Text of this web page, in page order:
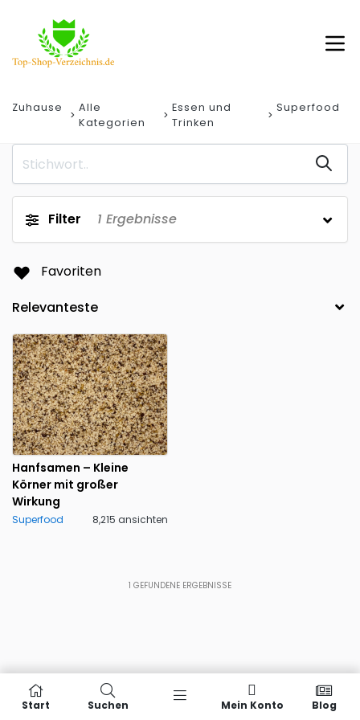
Zuhause
Alle
Kategorien
Essen und
Trinken
Superfood
Filter 1 Ergebnisse
Favoriten
Hanfsamen – Kleine
Körner mit großer
Wirkung
Superfood 8,215 ansichten
1 GEFUNDENE ERGEBNISSE
Start Suchen Mein Konto Blog